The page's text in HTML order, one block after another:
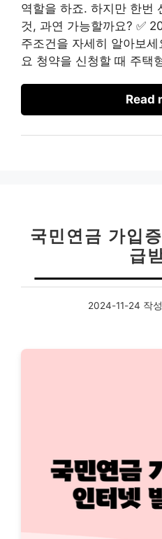
역할을 하죠. 하지만 한번
것, 과연 가능할까요? ✅
주조건을 자세히 알아보
요 청약을 신청할 때 주택
Read
국민연금 가입
급
2024-11-24 작